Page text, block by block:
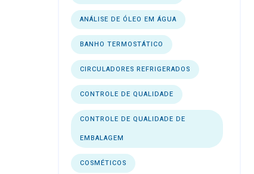
ANÁLISE DE ÓLEO EM ÁGUA
BANHO TERMOSTÁTICO
CIRCULADORES REFRIGERADOS
CONTROLE DE QUALIDADE
CONTROLE DE QUALIDADE DE
EMBALAGEM
COSMÉTICOS